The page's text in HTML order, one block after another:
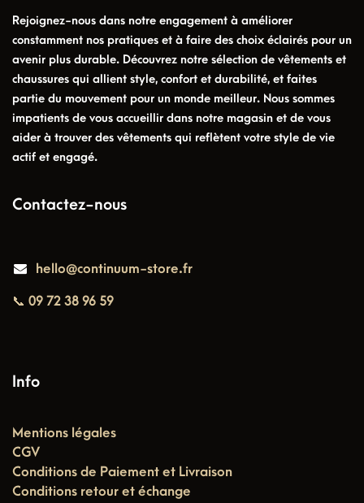
Rejoignez-nous dans notre engagement à améliorer
constamment nos pratiques et à faire des choix éclairés pour un
avenir plus durable. Découvrez notre sélection de vêtements et
chaussures qui allient style, confort et durabilité, et faites
partie du mouvement pour un monde meilleur. Nous sommes
impatients de vous accueillir dans notre magasin et de vous
aider à trouver des vêtements qui reflètent votre style de vie
actif et engagé.
Contactez-nous
hello@continuum-store.fr
📞 09 72 38 96 59
Info
Mentions légales
CGV
Conditions de Paiement et Livraison
Conditions retour et échange